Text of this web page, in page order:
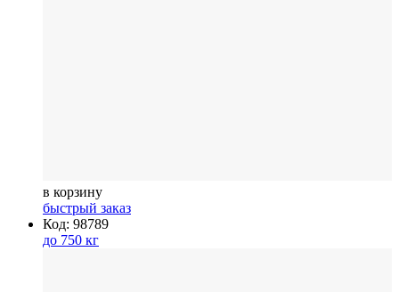
в корзину
быстрый заказ
Код: 98789
до 750 кг